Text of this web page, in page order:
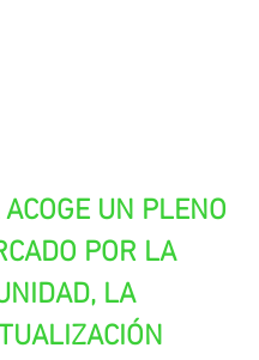
UN PLENO
POR LA
LA